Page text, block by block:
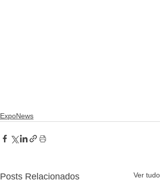
ExpoNews
Posts Relacionados Ver tudo